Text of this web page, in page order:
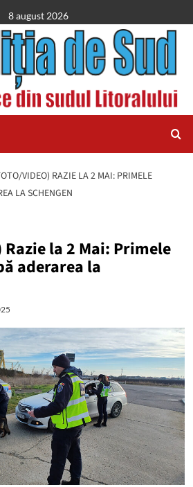
8 august 2026
VIDEO) RAZIE LA 2 MAI: PRIMELE
LA SCHENGEN
Razie la 2 Mai: Primele
aderarea la